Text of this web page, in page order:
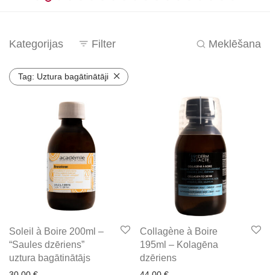
Kategorijas Filter Meklēšana
Tag: Uztura bagātinātāji
Soleil à Boire 200ml –
“Saules dzēriens”
uztura bagātinātājs
Collagène à Boire
195ml – Kolagēna
dzēriens